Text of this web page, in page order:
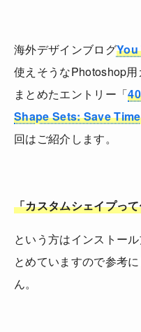
海外デザインブログ
使えそうなPhotoshop
まとめたエントリー「
Shape Sets: Save Time
回はご紹介します。
「カスタムシェイプっ
という方はインストー
とめていますので参考
ん。